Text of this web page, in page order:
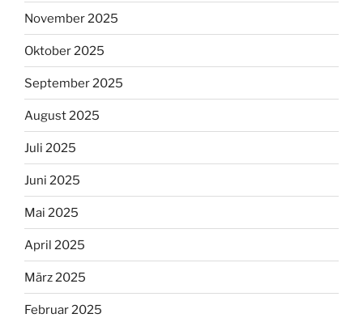
November 2025
Oktober 2025
September 2025
August 2025
Juli 2025
Juni 2025
Mai 2025
April 2025
März 2025
Februar 2025